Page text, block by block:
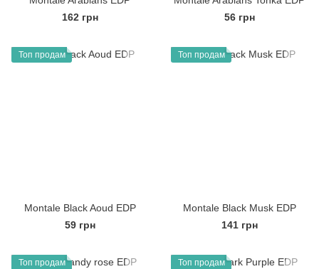
162 грн
56 грн
Топ продам
Montale Black Aoud EDP
59 грн
Топ продам
Montale Black Musk EDP
141 грн
Топ продам Топ продам